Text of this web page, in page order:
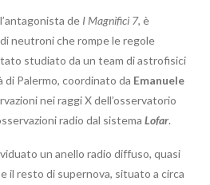
de I Magnifici 7, è
neutroni che rompe le regole
studiato da un team di astrofisici
di Palermo, coordinato da Emanuele
nei raggi X dell’osservatorio
radio dal sistema Lofar.
un anello radio diffuso, quasi
il resto di supernova, situato a circa